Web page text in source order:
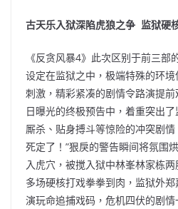
古天乐入狱深陷虎狼之争 监狱硬
《反贪风暴4》此次区别于前三部
设定在监狱之中，极端特殊的环
刺激，精彩紧凑的剧情令路演提
日曝光的终极预告中，着重突出
厮杀、贴身搏斗等惊险的冲突剧
死定了！”狠戾的警告瞬间将氛围
入虎穴，被搅入狱中林峯林家栋
多场硬核打戏拳拳到肉，监狱外
演玩命追捕戏码，危机四伏的剧